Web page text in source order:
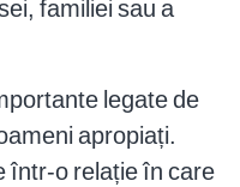
familiei sau a
legate de
apropiați.
într-o relație în care